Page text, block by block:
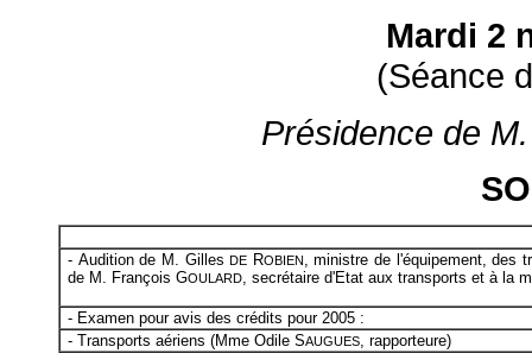
Mardi 2
(Séance
Présidence de
- Audition de M. GillesDE ROBIEN , ministre de l'équipement, des
de M. François GOULARD, secrétaire d'Etat aux transports et à la
- Examen pour avis des crédits pour 2005 :
- Transports aériens (Mme Odile SAUGUES, rapporteure)